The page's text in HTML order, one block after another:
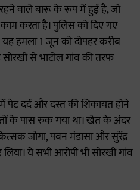
वाले बारू के रूप में हुई है, जो
करता है। पुलिस को दिए गए
हमला 1 जून को दोपहर करीब
से भाटोल गांव की तरफ
पेट दर्द और दस्त की शिकायत होने
के पास रुक गया था। खेत के अंदर
जोगा, पवन मंडासा और सुरेंद्र
ये सभी आरोपी भी सोरखी गांव